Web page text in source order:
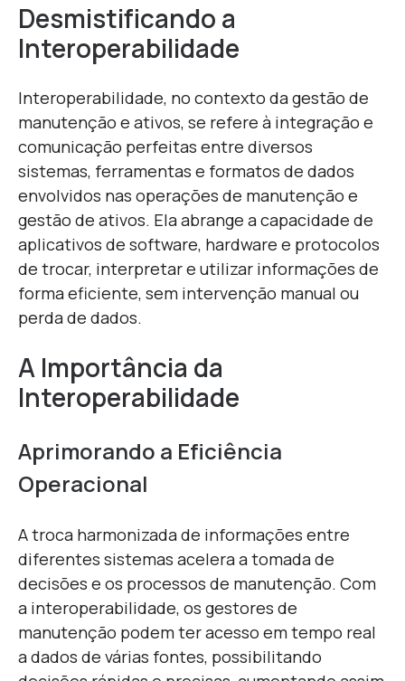
Desmistificando a
Interoperabilidade
Interoperabilidade, no contexto da gestão de
manutenção e ativos, se refere à integração e
comunicação perfeitas entre diversos
sistemas, ferramentas e formatos de dados
envolvidos nas operações de manutenção e
gestão de ativos. Ela abrange a capacidade de
aplicativos de software, hardware e protocolos
de trocar, interpretar e utilizar informações de
forma eficiente, sem intervenção manual ou
perda de dados.
A Importância da
Interoperabilidade
Aprimorando a Eficiência
Operacional
A troca harmonizada de informações entre
diferentes sistemas acelera a tomada de
decisões e os processos de manutenção. Com
a interoperabilidade, os gestores de
manutenção podem ter acesso em tempo real
a dados de várias fontes, possibilitando